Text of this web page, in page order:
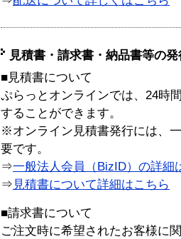
見積書・請求書・納品書等の
■見積書について
ぷらっとオンラインでは、24時
することができます。
※オンライン見積書発行には、
要です。
⇒一般法人会員（BizID）の詳細
⇒ 見積書について詳細はこちら
■請求書について
ご注文時に希望されたお客様に